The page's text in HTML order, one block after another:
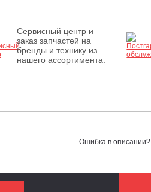
Сервисный центр и
заказ запчастей на
бренды и технику из
нашего ассортимента.
Ошибка в описании?